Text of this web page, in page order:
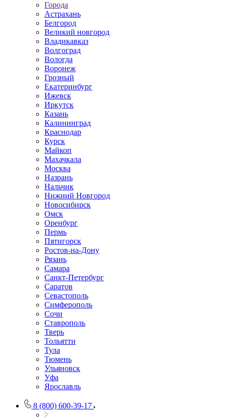
Города
Астрахань
Белгород
Великий новгород
Владикавказ
Волгоград
Вологда
Воронеж
Грозный
Екатеринбург
Ижевск
Иркутск
Казань
Калининград
Краснодар
Курск
Майкоп
Махачкала
Москва
Назрань
Нальчик
Нижний Новгород
Новосибирск
Омск
Оренбург
Пермь
Пятигорск
Ростов-на-Дону
Рязань
Самара
Санкт-Петербург
Саратов
Севастополь
Симферополь
Сочи
Ставрополь
Тверь
Тольятти
Тула
Тюмень
Ульяновск
Уфа
Ярославль
8 (800) 600-39-17